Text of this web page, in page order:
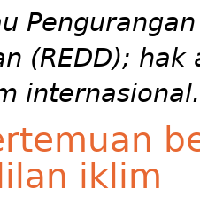
(REDD);
internasional.
iklim